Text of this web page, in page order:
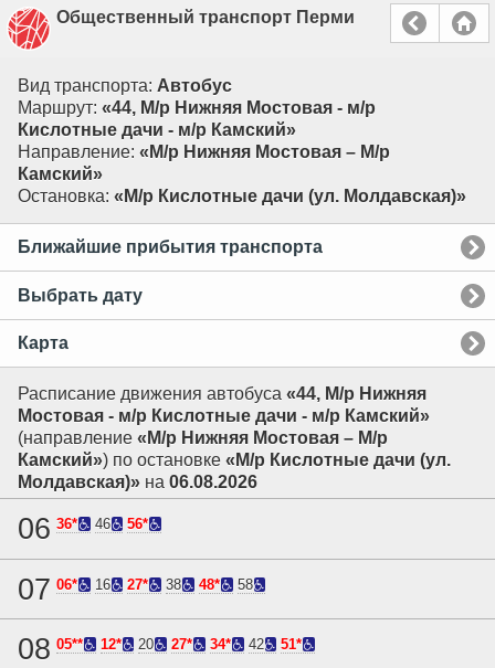
Общественный транспорт Перми
Вид транспорта: Автобус
Маршрут: «44, М/р Нижняя Мостовая - м/р
Кислотные дачи - м/р Камский»
Направление: «М/р Нижняя Мостовая – М/р
Камский»
Остановка: «М/р Кислотные дачи (ул. Молдавская)»
Ближайшие прибытия транспорта
Выбрать дату
Карта
Расписание движения автобуса «44, М/р Нижняя
Мостовая - м/р Кислотные дачи - м/р Камский»
(направление «М/р Нижняя Мостовая – М/р
Камский») по остановке «М/р Кислотные дачи (ул.
Молдавская)» на 06.08.2026
06 36* 46 56*
07 06* 16 27* 38 48* 58
08 05** 12* 20 27* 34* 42 51*